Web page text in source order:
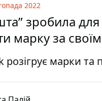
2022
зробила
марку за
розігрує марки